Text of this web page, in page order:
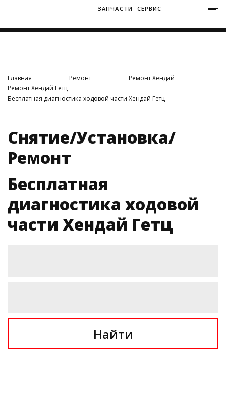
ЗАПЧАСТИ СЕРВИС
Главная Ремонт
Ремонт Хендай
Ремонт Хендай Гетц
Бесплатная диагностика ходовой части Хендай Гетц
Снятие/Установка/
Ремонт
Бесплатная
диагностика ходовой
части Хендай Гетц
Найти